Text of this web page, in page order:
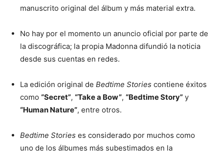
manuscrito original del álbum y más material extra.
No hay por el momento un anuncio oficial por parte de
la discográfica; la propia Madonna difundió la noticia
desde sus cuentas en redes.
La edición original de Bedtime Stories contiene éxitos
como “Secret”, “Take a Bow”, “Bedtime Story” y
“Human Nature”, entre otros.
Bedtime Stories es considerado por muchos como
uno de los álbumes más subestimados en la